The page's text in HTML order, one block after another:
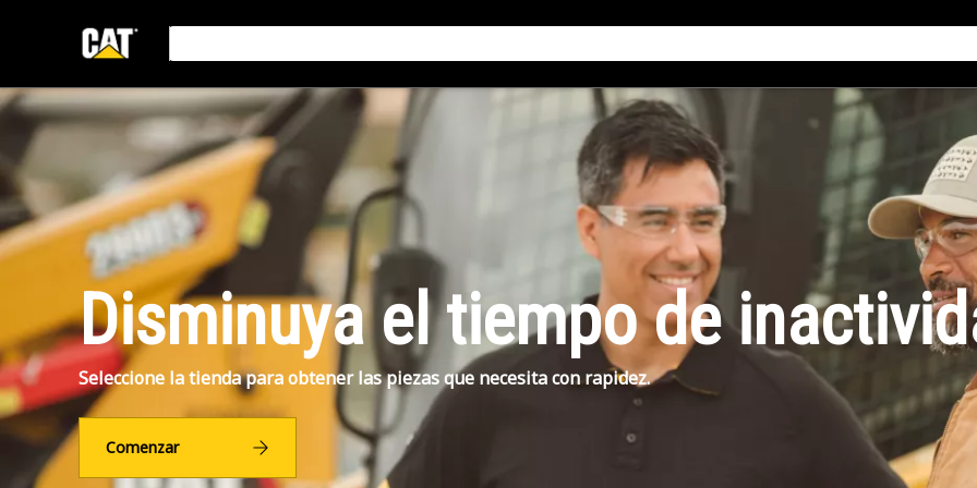
Disminuya el tiempo de
Seleccione la tienda para obtener las piezas que necesita con rapidez.
Comenzar